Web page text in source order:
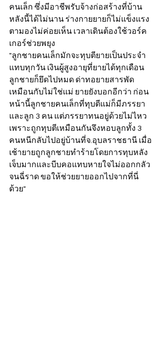
คนเล็ก ซึ่งมีอาชีพรับจ้างก่อสร้างที่บ้าน
หลังนี้ได้ไม่นาน ร่างกายยายก็ไม่แข็งแรง
ตามองไม่ค่อยเห็น เวลาเดินต้องใช้วอร์ค
เกอร์ช่วยพยุง
"ลูกชายคนเล็กมักจะทุบตียายเป็นประจำ
แทบทุกวัน เงินผู้สูงอายุที่ยายได้ทุกเดือน
ลูกชายก็ยึดไปหมด ด่าทอยายสารพัด
เหมือนกับไม่ใช่แม่ ยายยังบอกอีกว่า ก่อน
หน้านี้ลูกชายคนเล็กที่ทุบตีแม่ก็มีภรรยา
และลูก 3 คน แต่ภรรยาทนอยู่ด้วยไม่ไหว
เพราะถูกทุบตีเหมือนกันจึงหอบลูกทั้ง 3
คนหนีกลับไปอยู่บ้านที่จ.อุบลราชธานี เมื่อ
เช้ายายถูกลูกชายทำร้ายโดยการทุบหลัง
เจ็บมากและบีบคอแทบหายใจไม่ออกกลัว
จนฉี่ราด ขอให้ช่วยยายออกไปจากที่นี่
ด้วย"